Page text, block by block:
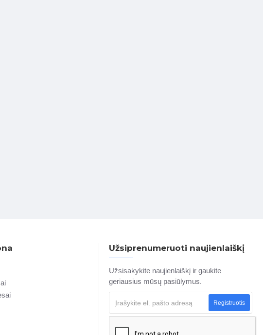
Užsiprenumeruoti naujienlaiškį
Užsisakykite naujienlaiškį ir gaukite
geriausius mūsų pasiūlymus.
Registruotis